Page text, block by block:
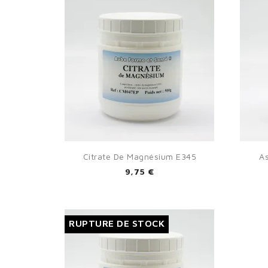
 Aperçu rapide
Citrate De Magnésium E345
9,75 €
RUPTURE DE STOCK